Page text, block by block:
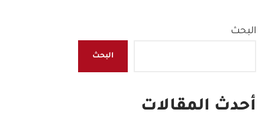
البحث
البحث
أحدث المقالات